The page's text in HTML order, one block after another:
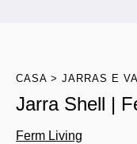
CASA JARRAS E
Jarra Shell |
Ferm Living